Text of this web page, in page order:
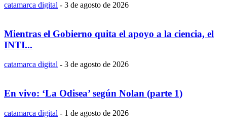
catamarca digital - 3 de agosto de 2026
Mientras el Gobierno quita el apoyo a la ciencia, el
INTI...
catamarca digital - 3 de agosto de 2026
En vivo: ‘La Odisea’ según Nolan (parte 1)
catamarca digital - 1 de agosto de 2026